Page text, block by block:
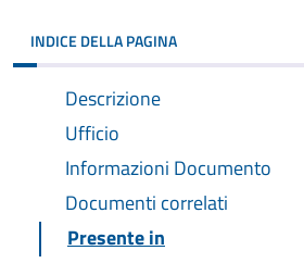
INDICE DELLA PAGINA
Descrizione
Ufficio
Informazioni Documento
Documenti correlati
Presente in